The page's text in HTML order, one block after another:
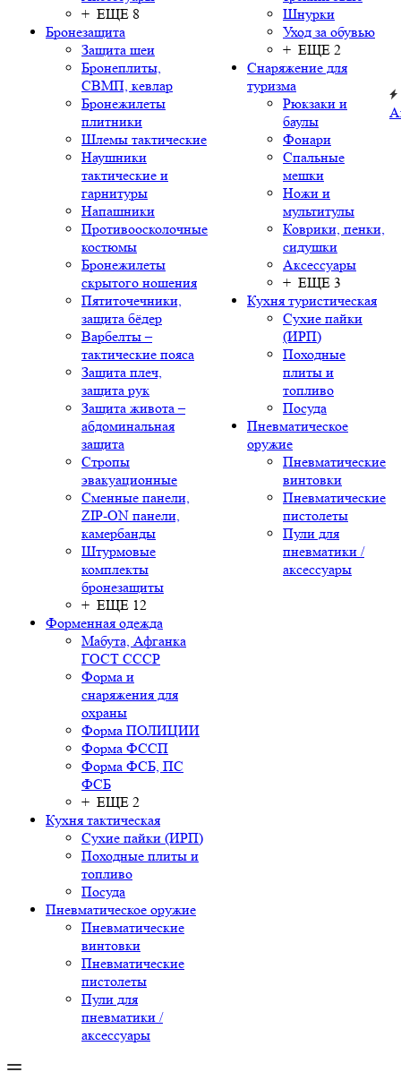
+ ЕЩЕ 8
Бронезащита
Защита шеи
Бронеплиты,
СВМП, кевлар
Бронежилеты
плитники
Шлемы тактические
Наушники
тактические и
гарнитуры
Напашники
Противоосколочные
костюмы
Бронежилеты
скрытого ношения
Пятиточечники,
защита бёдер
Варбелты –
тактические пояса
Защита плеч,
защита рук
Защита живота –
абдоминальная
защита
Стропы
эвакуационные
Сменные панели,
ZIP-ON панели,
камербанды
Штурмовые
комплекты
бронезащиты
+ ЕЩЕ 12
Форменная одежда
Мабута, Афганка
ГОСТ СССР
Форма и
снаряжения для
охраны
Форма ПОЛИЦИИ
Форма ФССП
Форма ФСБ, ПС
ФСБ
+ ЕЩЕ 2
Кухня тактическая
Сухие пайки (ИРП)
Походные плиты и
топливо
Посуда
Пневматическое оружие
Пневматические
винтовки
Пневматические
пистолеты
Пули для
пневматики /
аксессуары
Шнурки
Уход за обувью
+ ЕЩЕ 2
Снаряжение для
туризма
Рюкзаки и
баулы
Фонари
Спальные
мешки
Ножи и
мультитулы
Коврики, пенки,
сидушки
Аксессуары
+ ЕЩЕ 3
Кухня туристическая
Сухие пайки
(ИРП)
Походные
плиты и
топливо
Посуда
Пневматическое
оружие
Пневматические
винтовки
Пневматические
пистолеты
Пули для
пневматики /
аксессуары